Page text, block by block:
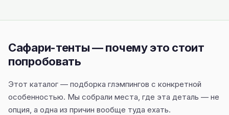
Сафари-тенты — почему это стоит
попробовать
Этот каталог — подборка глэмпингов с конкретной
особенностью. Мы собрали места, где эта деталь — не
опция, а одна из причин вообще туда ехать.